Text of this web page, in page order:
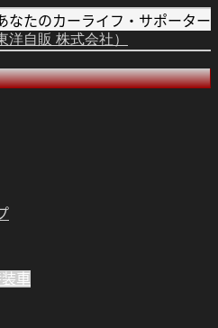
のカーライフ・サポーター
車